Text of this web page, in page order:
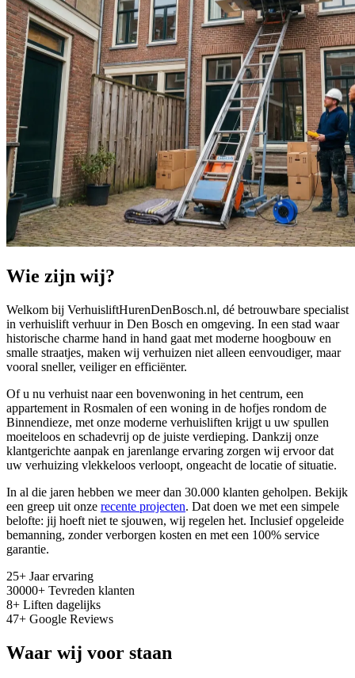
Wie zijn wij?
Welkom bij VerhuisliftHurenDenBosch.nl, dé betrouwbare specialist
in verhuislift verhuur in Den Bosch en omgeving. In een stad waar
historische charme hand in hand gaat met moderne hoogbouw en
smalle straatjes, maken wij verhuizen niet alleen eenvoudiger, maar
vooral sneller, veiliger en efficiënter.
Of u nu verhuist naar een bovenwoning in het centrum, een
appartement in Rosmalen of een woning in de hofjes rondom de
Binnendieze, met onze moderne verhuisliften krijgt u uw spullen
moeiteloos en schadevrij op de juiste verdieping. Dankzij onze
klantgerichte aanpak en jarenlange ervaring zorgen wij ervoor dat
uw verhuizing vlekkeloos verloopt, ongeacht de locatie of situatie.
In al die jaren hebben we meer dan 30.000 klanten geholpen. Bekijk
een greep uit onze recente projecten. Dat doen we met een simpele
belofte: jij hoeft niet te sjouwen, wij regelen het. Inclusief opgeleide
bemanning, zonder verborgen kosten en met een 100% service
garantie.
25+ Jaar ervaring
30000+ Tevreden klanten
8+ Liften dagelijks
47+ Google Reviews
Waar wij voor staan